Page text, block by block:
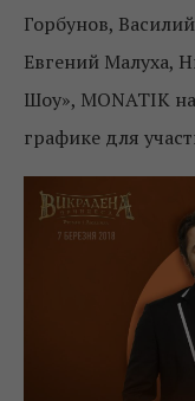
Горбунов,
Евгений Малуха,
Шоу», MONATIK
графике для